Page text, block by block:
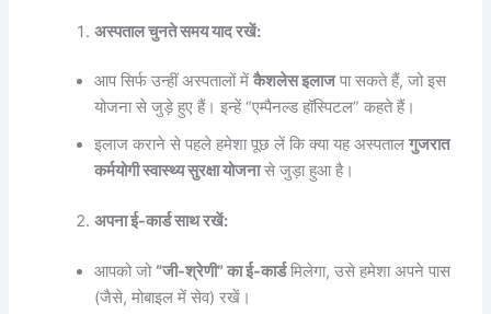
अस्पताल चुनते समय याद रखें:
आप सिर्फ उन्हीं अस्पतालों मेंकैशलेस इलाजपा सकते हैं, जो इस
योजना से जुड़े हुए हैं। इन्हें “एम्पैनल्ड हॉस्पिटल” कहते हैं।
इलाज कराने से पहले हमेशा पूछ लें कि क्या यह अस्पतालगुजरात
कर्मयोगी स्वास्थ्य सुरक्षा योजनासे जुड़ा हुआ है।
अपना ई-कार्ड साथ रखें:
आपको जो “जी-श्रेणी” का ई-कार्डमिलेगा, उसे हमेशा अपने पास
(जैसे, मोबाइल में सेव) रखें।